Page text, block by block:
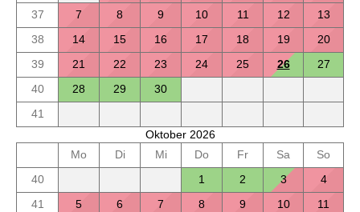
37
7 8 9 10 11 12
13
38
14 15 16 17 18 19
20
39
21 22 23 24 25 26
27
40
28 29
30
41
Oktober 2026
Mo
Di Mi Do Fr Sa
So
40
1 2 3
4
41
5 6 7 8 9 10
11